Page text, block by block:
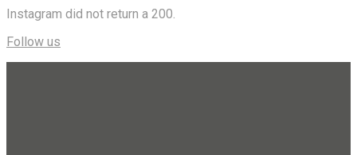
Instagram did not return a 200.
Follow us